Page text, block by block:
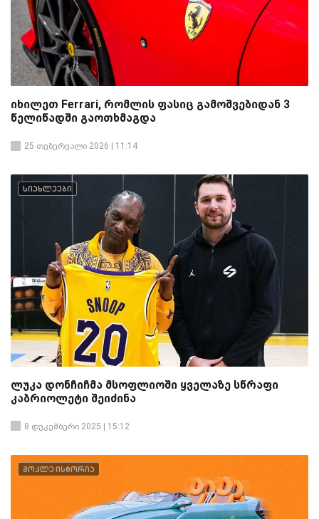
იხილეთ Ferrari, რომლის ფასიც გამოშვებიდან 3
წელიწადში გაოთხმაგდა
25 თებერვალი 2026 | 11:14
სიახლეები
ლუკა დონჩიჩმა მსოფლიოში ყველაზე სწრაფი
კაბრიოლეტი შეიძინა
8 დეკემბერი 2025 | 15:12
მოკლე ისტორია